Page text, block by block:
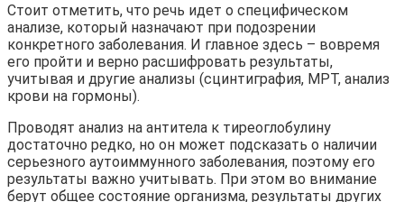
Стоит отметить, что речь идет о специфическом
анализе, который назначают при подозрении
конкретного заболевания. И главное здесь – вовремя
его пройти и верно расшифровать результаты,
учитывая и другие анализы (сцинтиграфия, МРТ, анализ
крови на гормоны).
Проводят анализ на антитела к тиреоглобулину
достаточно редко, но он может подсказать о наличии
серьезного аутоиммунного заболевания, поэтому его
результаты важно учитывать. При этом во внимание
берут общее состояние организма, результаты других